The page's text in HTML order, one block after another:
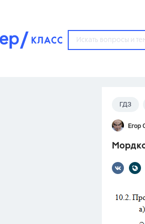
Популярные темы
ГДЗ
3273 ответа
ответов
ГДЗ
Егор